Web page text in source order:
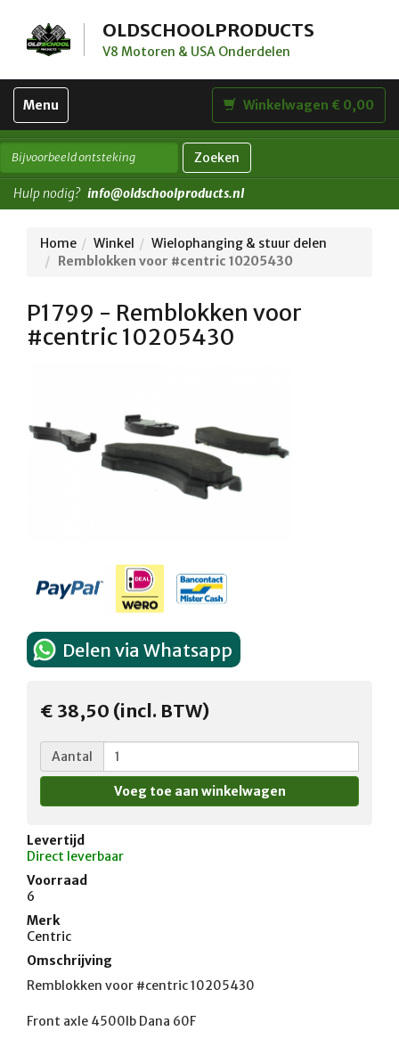
OLDSCHOOLPRODUCTS
V8 Motoren & USA Onderdelen
Toggle
navigation
Menu Winkelwagen € 0,00
Zoeken
Hulp nodig? info@oldschoolproducts.nl
Home Winkel
Wielophanging & stuur delen
Remblokken voor #centric 10205430
P1799 - Remblokken voor
#centric 10205430
Delen via Whatsapp
€ 38,50 (incl. BTW)
Aantal
Levertijd
Direct leverbaar
Voorraad
6
Merk
Centric
Omschrijving
Remblokken voor #centric 10205430
Front axle 4500lb Dana 60F